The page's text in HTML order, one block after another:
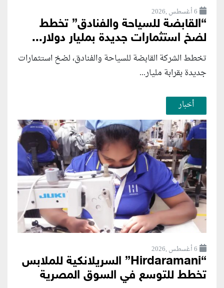
6 أغسطس ,2026
“القابضة للسياحة والفنادق” تخطط
لضخ استثمارات جديدة بمليار دولار...
تخطط الشركة القابضة للسياحة والفنادق، لضخ استثمارات
جديدة بقرابة مليار...
أخبار
6 أغسطس ,2026
“Hirdaramani” السريلانكية للملابس
تخطط للتوسع في السوق المصرية